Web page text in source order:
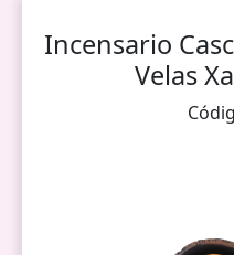
Incensario
Velas